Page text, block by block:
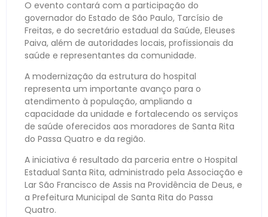
O evento contará com a participação do
governador do Estado de São Paulo, Tarcísio de
Freitas, e do secretário estadual da Saúde, Eleuses
Paiva, além de autoridades locais, profissionais da
saúde e representantes da comunidade.
A modernização da estrutura do hospital
representa um importante avanço para o
atendimento à população, ampliando a
capacidade da unidade e fortalecendo os serviços
de saúde oferecidos aos moradores de Santa Rita
do Passa Quatro e da região.
A iniciativa é resultado da parceria entre o Hospital
Estadual Santa Rita, administrado pela Associação e
Lar São Francisco de Assis na Providência de Deus, e
a Prefeitura Municipal de Santa Rita do Passa
Quatro.